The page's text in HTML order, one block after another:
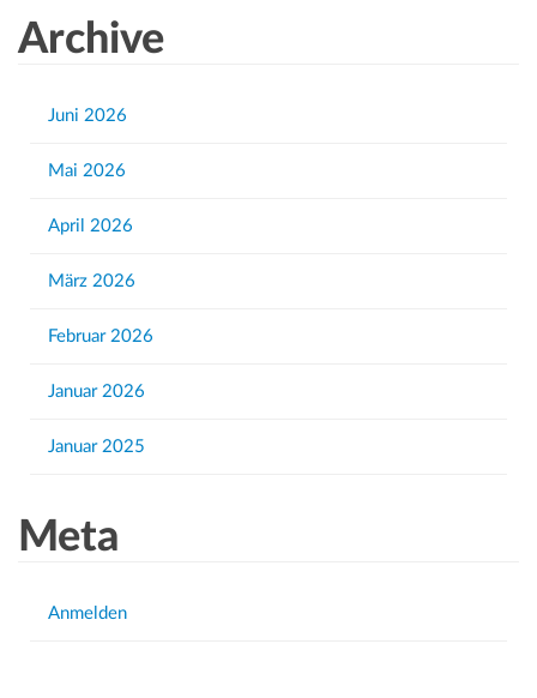
rArchive
Juni 2026
Mai 2026
April 2026
März 2026
Februar 2026
Januar 2026
Januar 2025
Meta
Anmelden